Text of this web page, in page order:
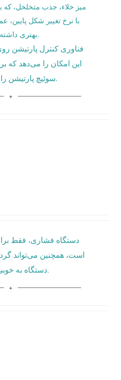
میز خلاء، جذب متخلخل،
با نرخ تغییر شکل پایین،
بهتری داشته باشد.
فناوری کنترل پارتیشن
این امکان را می‌دهد که
سوئیچ پارتیشن را روشن کنید.
دستگاه فشاری، فقط
است، همچنین می‌تواند گرد
دستگاه به خوبی کار کند.